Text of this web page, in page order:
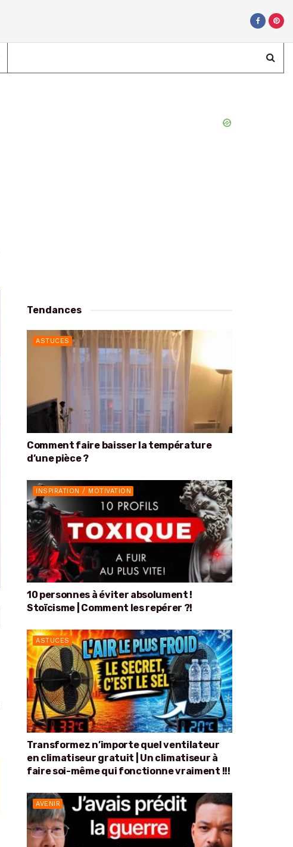
Tendances
ASTUCES
Comment faire baisser la température
d’une pièce ?
INSPIRATION / MOTIVATION
10 personnes à éviter absolument !
Stoïcisme | Comment les repérer ?!
ASTUCES
Transformez n’importe quel ventilateur
en climatiseur gratuit | Un climatiseur à
faire soi-même qui fonctionne vraiment !!!
AVENIR